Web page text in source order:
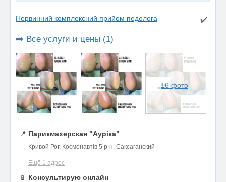
Первинний комплексний прийом подолога ✔️
➡️ Все услуги и цены (1)
16 фото
📍 Парикмахерская "Ауріка"
Кривой Рог, Космонавтів 5 р-н. Саксаганский
Ещё 1 адрес
📱 Консультирую онлайн